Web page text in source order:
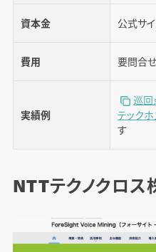
資本金 公式サ
費用 要問合せ
実績例
巡回
テックホ
す
NTTテクノクロス